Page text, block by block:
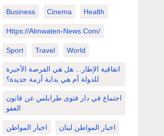
Business Cinema Health
Https://almwaten-News.com/
Sport Travel World
اتفاقية الإطار... هل هي الفرصة الأخيرة
للدولة أم هي بداية أزمة جديدة؟
اجتماع في دار فتوى طرابلس عن قانون
العفو
اخبار المواطن اخبار المواطن لبنان